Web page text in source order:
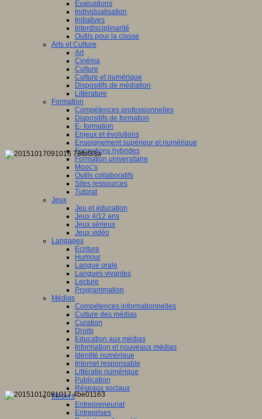
Evaluations
Individualisation
Initiatives
Interdisciplinarité
Outils pour la classe
Arts et Culture
Art
Cinéma
Culture
Culture et numérique
Dispositifs de médiation
Littérature
Formation
Compétences professionnelles
Dispositifs de formation
E- formation
Enjeux et évolutions
Enseignement supérieur et numérique
Formations hybrides
Formation universitaire
Mooc’s
Outils collaboratifs
Sites ressources
Tutorat
Jeux
Jeu et éducation
Jeux 4/12 ans
Jeux sérieux
Jeux vidéo
Langages
Ecriture
Humour
Langue orale
Langues vivantes
Lecture
Programmation
Médias
Compétences informationnelles
Culture des médias
Curation
Droits
Education aux médias
Information et nouveaux médias
Identité numérique
Internet responsable
Littératie numérique
Publication
Réseaux sociaux
Métiers
Entrepreneuriat
Entreprises